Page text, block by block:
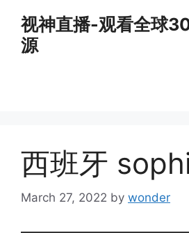
content
视神直播-观看全球
源
西班牙
March 27, 2022 by wonder